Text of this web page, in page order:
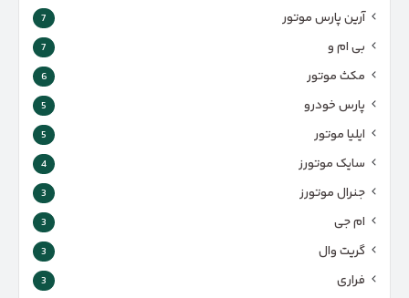
آرین پارس موتور 7
بی ام و 7
مکث موتور 6
پارس‌ خودرو 5
ایلیا موتور 5
سایک موتورز 4
جنرال موتورز 3
ام جی 3
گریت وال 3
فراری 3